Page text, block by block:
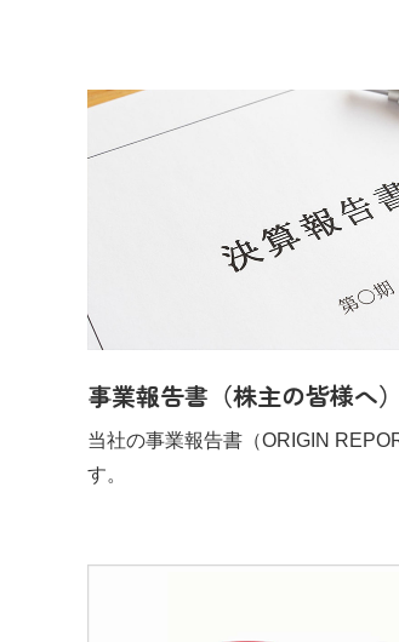
事業報告書（株主の皆様へ）
当社の事業報告書（ORIGIN
す。